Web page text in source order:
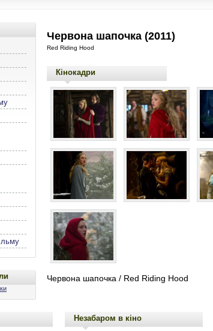
Червона шапочка (2011)
Red Riding Hood
Кінокадри
Червона шапочка / Red Riding Hood
Незабаром в кіно